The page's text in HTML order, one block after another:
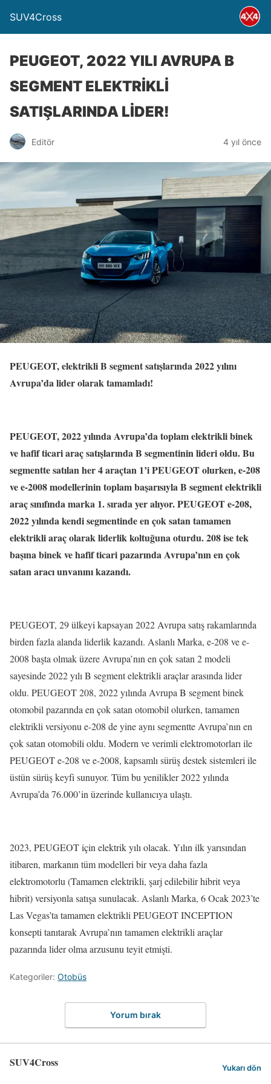
SUV4Cross
PEUGEOT, 2022 YILI AVRUPA B
SEGMENT ELEKTRİKLİ
SATIŞLARINDA LİDER!
Editör 4 yıl önce
PEUGEOT, elektrikli B segment satışlarında 2022 yılını
Avrupa’da lider olarak tamamladı!
PEUGEOT, 2022 yılında Avrupa’da toplam elektrikli binek
ve hafif ticari araç satışlarında B segmentinin lideri oldu. Bu
segmentte satılan her 4 araçtan 1’i PEUGEOT olurken, e-208
ve e-2008 modellerinin toplam başarısıyla B segment elektrikli
araç sınıfında marka 1. sırada yer alıyor. PEUGEOT e-208,
2022 yılında kendi segmentinde en çok satan tamamen
elektrikli araç olarak liderlik koltuğuna oturdu. 208 ise tek
başına binek ve hafif ticari pazarında Avrupa’nın en çok
satan aracı unvanını kazandı.
PEUGEOT, 29 ülkeyi kapsayan 2022 Avrupa satış rakamlarında
birden fazla alanda liderlik kazandı. Aslanlı Marka, e-208 ve e-
2008 başta olmak üzere Avrupa’nın en çok satan 2 modeli
sayesinde 2022 yılı B segment elektrikli araçlar arasında lider
oldu. PEUGEOT 208, 2022 yılında Avrupa B segment binek
otomobil pazarında en çok satan otomobil olurken, tamamen
elektrikli versiyonu e-208 de yine aynı segmentte Avrupa’nın en
çok satan otomobili oldu. Modern ve verimli elektromotorları ile
PEUGEOT e-208 ve e-2008, kapsamlı sürüş destek sistemleri ile
üstün sürüş keyfi sunuyor. Tüm bu yenilikler 2022 yılında
Avrupa’da 76.000’in üzerinde kullanıcıya ulaştı.
2023, PEUGEOT için elektrik yılı olacak. Yılın ilk yarısından
itibaren, markanın tüm modelleri bir veya daha fazla
elektromotorlu (Tamamen elektrikli, şarj edilebilir hibrit veya
hibrit) versiyonla satışa sunulacak. Aslanlı Marka, 6 Ocak 2023’te
Las Vegas’ta tamamen elektrikli PEUGEOT INCEPTION
konsepti tanıtarak Avrupa’nın tamamen elektrikli araçlar
pazarında lider olma arzusunu teyit etmişti.
Kategoriler: Otobüs
Yorum bırak
SUV4Cross Yukarı dön